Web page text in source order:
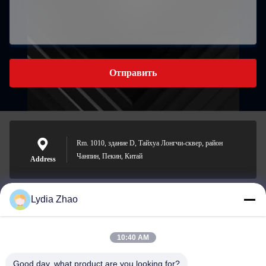
Отправить
Address
Rm. 1010, здание D, Тайхуа Лонгчи-сквер, район
Чанпин, Пекин, Китай
jesingd@vip.sina.com
Lydia Zhao
10:40 AM
Good day, what product are you looking for?